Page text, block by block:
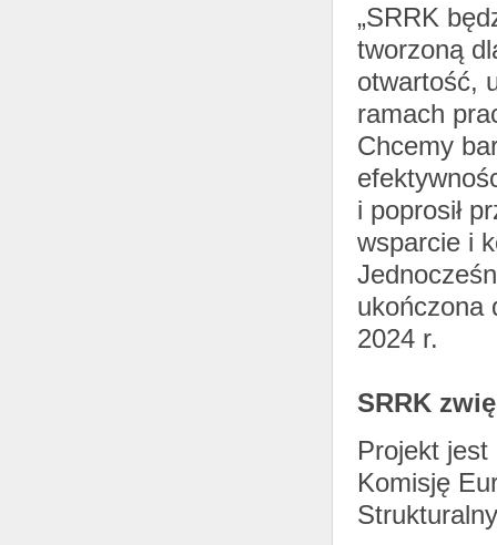
„SRRK
tworzoną
otwartość,
ramach
Chcemy
i poprosił
wsparcie i
ukończona
2024 r.
SRRK
Projekt
Komisję